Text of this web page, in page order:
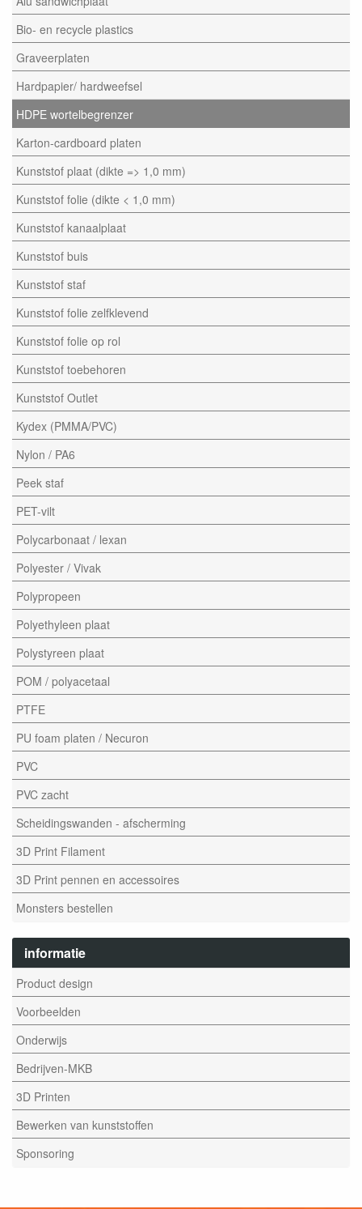
Bio- en recycle plastics
Graveerplaten
Hardpapier/ hardweefsel
HDPE wortelbegrenzer
Karton-cardboard platen
Kunststof plaat (dikte => 1,0 mm)
Kunststof folie (dikte < 1,0 mm)
Kunststof kanaalplaat
Kunststof buis
Kunststof staf
Kunststof folie zelfklevend
Kunststof folie op rol
Kunststof toebehoren
Kunststof Outlet
Kydex (PMMA/PVC)
Nylon / PA6
Peek staf
PET-vilt
Polycarbonaat / lexan
Polyester / Vivak
Polypropeen
Polyethyleen plaat
Polystyreen plaat
POM / polyacetaal
PTFE
PU foam platen / Necuron
PVC
PVC zacht
Scheidingswanden - afscherming
3D Print Filament
3D Print pennen en accessoires
Monsters bestellen
informatie
Product design
Voorbeelden
Onderwijs
Bedrijven-MKB
3D Printen
Bewerken van kunststoffen
Sponsoring